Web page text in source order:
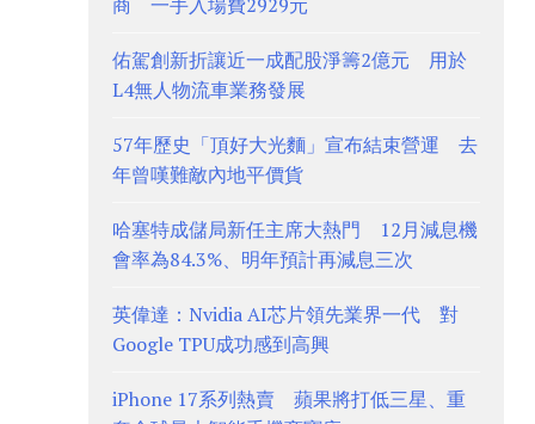
佑駕創新折讓近一成配股淨籌2億元 用於
L4無人物流車業務發展
57年歷史「頂好大光麵」宣布結束營運 去
年曾嘆難敵內地平價貨
哈塞特成儲局新任主席大熱門 12月減息機
會率為84.3%、明年預計再減息三次
英偉達：Nvidia AI芯片領先業界一代 對
Google TPU成功感到高興
iPhone 17系列熱賣 蘋果將打低三星、重